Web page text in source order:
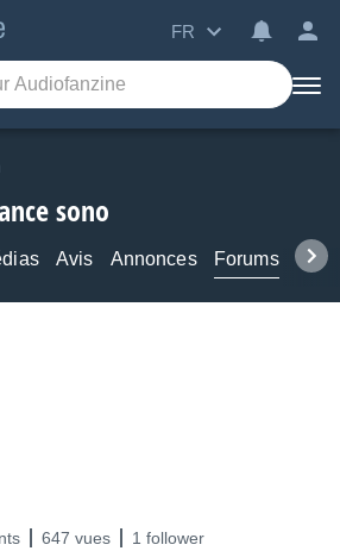
FR
sono
Avis Annonces Forums
647 vues 1 follower